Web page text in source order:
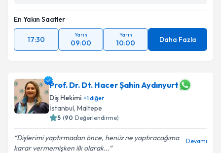
En Yakın Saatler
17:30
Yarın
09:00
Yarın
10:00 Daha Fazla
Prof. Dr. Dt. Hacer Şahin Aydınyurt
Diş Hekimi +1diğer
İstanbul, Maltepe
5 (90 Değerlendirme)
Dişlerimi yaptırmadan önce, henüz ne yaptıracağıma
karar vermemişken ilk olarak...
Devamı